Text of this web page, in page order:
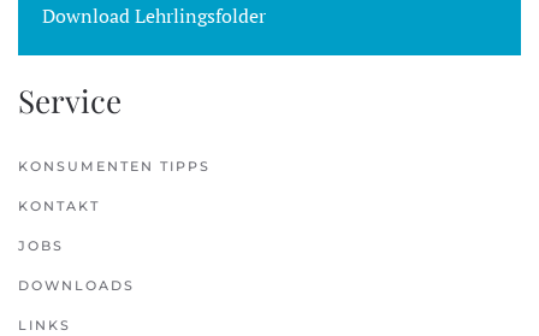
Download Lehrlingsfolder
Service
KONSUMENTEN TIPPS
KONTAKT
JOBS
DOWNLOADS
LINKS